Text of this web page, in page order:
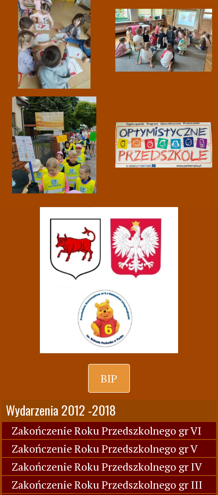
BIP
Wydarzenia 2012 -2018
Zakończenie Roku Przedszkolnego gr VI
Zakończenie Roku Przedszkolnego gr V
Zakończenie Roku Przedszkolnego gr IV
Zakończenie Roku Przedszkolnego gr III